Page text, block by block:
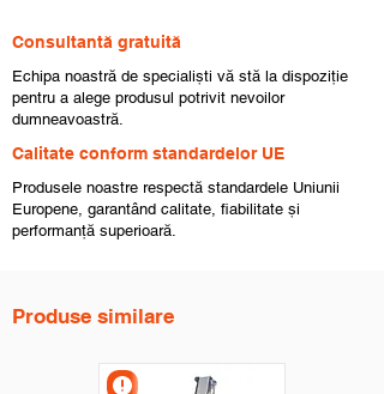
Consultantă gratuită
Echipa noastră de specialiști vă stă la dispoziție
pentru a alege produsul potrivit nevoilor
dumneavoastră.
Calitate conform standardelor UE
Produsele noastre respectă standardele Uniunii
Europene, garantând calitate, fiabilitate și
performanță superioară.
Produse similare